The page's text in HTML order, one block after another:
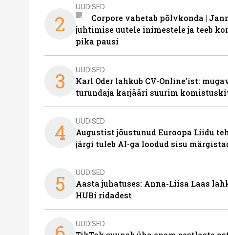
2
UUDISED
Corpore vahetab põlvkonda |
juhtimise uutele inimestele ja teeb
pika pausi
3 UUDISED
Karl Oder lahkub CV-Online’ist:
turundaja karjääri suurim
4 UUDISED
Augustist jõustunud Euroopa Liidu
järgi tuleb AI-ga loodud sisu
5 UUDISED
Aasta juhatuses: Anna-Liisa Laas
HUBi ridadest
UUDISED